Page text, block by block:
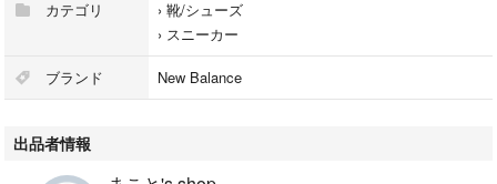
カテゴリ
› 靴/シューズ
› スニーカー
ブランド New Balance
出品者情報